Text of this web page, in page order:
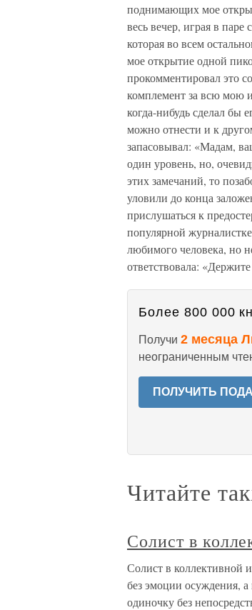
поднимающих мое
весь вечер, играя в
которая во всем
мое открытие одной
прокомментировал это
комплемент за всю мою
когда-нибудь сделал бы
можно отнести и к
запасовывал: «Мадам,
один уровень, но,
этих замечаний, то
уловили до конца
прислушаться к
популярной
любимого человека, но
ответствовала:
Более 800 000
Получи 2 месяца
неограниченным
ПОЛУЧИТЬ
Читайте
Солист в
Солист в коллективной
без эмоции осуждения,
одиночку без